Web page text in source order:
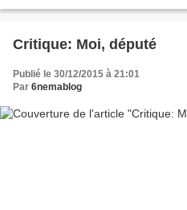
Critique: Moi, député
Publié le 30/12/2015 à 21:01
Par 6nemablog